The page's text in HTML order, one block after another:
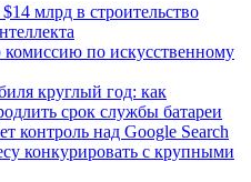
млрд в строительство
по искусственному
круглый год: как
срок службы батареи
контроль над Google Search
конкурировать с крупными